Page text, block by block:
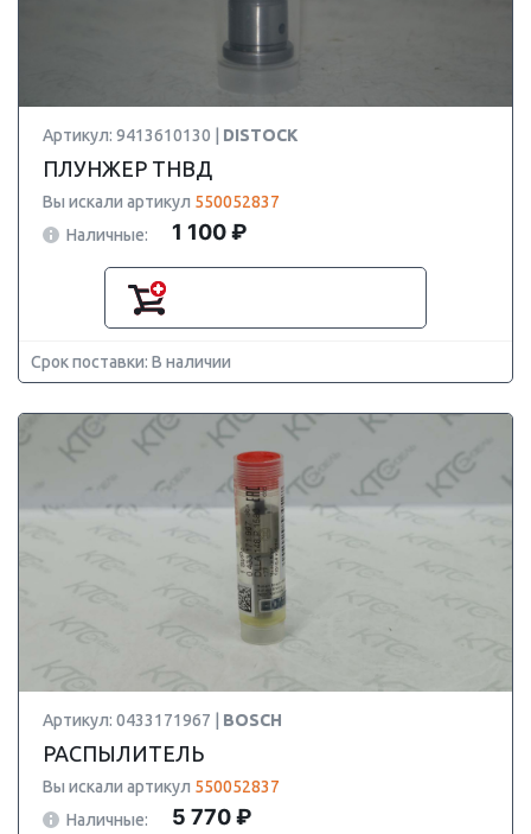
Артикул: 9413610130 | DISTOCK
ПЛУНЖЕР ТНВД
Вы искали артикул 550052837
Наличные:
1 100 ₽
Срок поставки: В наличии
Артикул: 0433171967 | BOSCH
РАСПЫЛИТЕЛЬ
Вы искали артикул 550052837
Наличные:
5 770 ₽